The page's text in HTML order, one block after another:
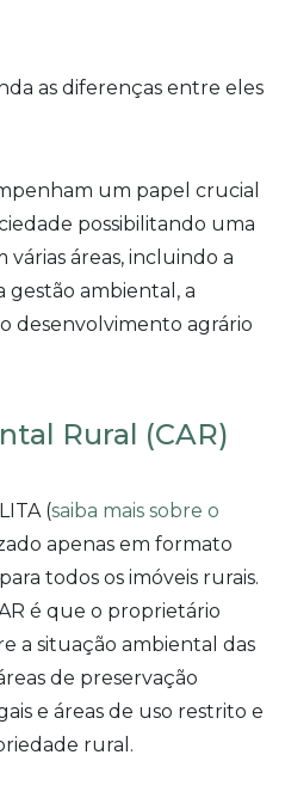
um papel crucial
possibilitando uma
várias áreas, incluindo a
gestão ambiental, a
desenvolvimento agrário
Rural (CAR)
(saiba mais sobre o
apenas em formato
todos os imóveis rurais.
é que o proprietário
a situação ambiental das
de preservação
e áreas de uso restrito e
rural.